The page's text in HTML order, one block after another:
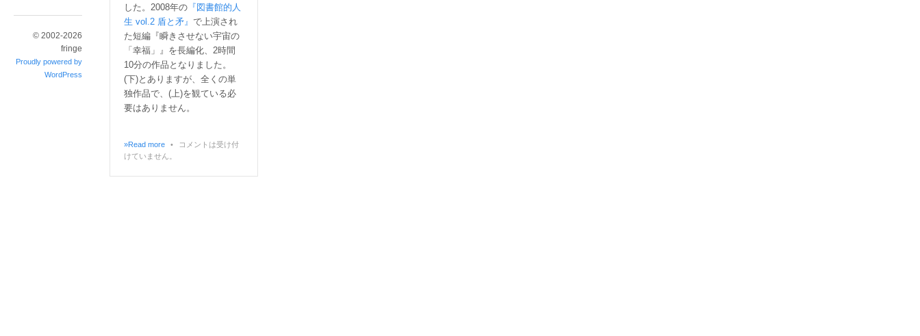
© 2002-2026
fringe
Proudly powered by
WordPress
した。2008年の 『図書館的人
生 vol.2 盾と矛』 で上演され
た短編『瞬きさせない宇宙の
「幸福」』を長編化、2時間
10分の作品となりました。
(下)とありますが、全くの単
独作品で、(上)を観ている必
要はありません。
»Read more •
コメントは受け付
けていません。